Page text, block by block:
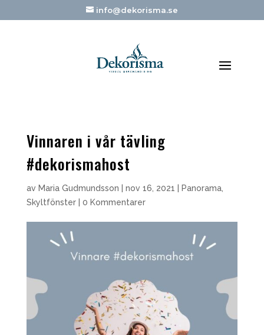
info@dekorisma.se
Vinnaren i vår tävling
#dekorismahost
av Maria Gudmundsson nov 16, 2021 Panorama,
Skyltfönster| 0 Kommentarer